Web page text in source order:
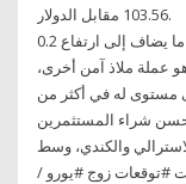
103.56 مقابل الدولار.
وزاد اليورو 0.1 بالمئة إلى 1.22030 دولار، وهو ما يضاف إلى ارتفاع 0.2
عملة ملاذ آمن أخرى،
أعلى مستوى له في أكثر من
تحسن شراء المستثمرين
والكندي، وسط
#توقعات زوج #يورو /